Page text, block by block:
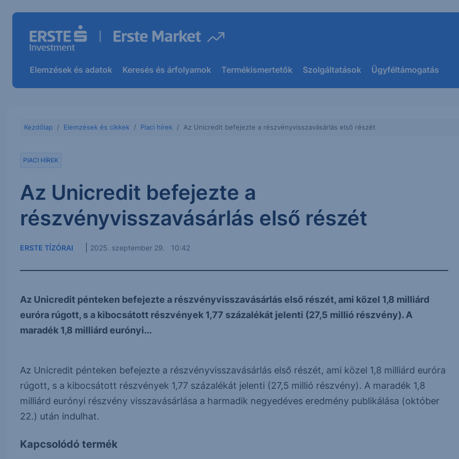
Elemzések és adatok Keresés és árfolyamok Termékismertetők Szolgáltatások Ügyféltámogatás
Kezdőlap Elemzések és cikkek Piaci hírek Az Unicredit befejezte a részvényvisszavásárlás első részét
PIACI HÍREK
Az Unicredit befejezte a
részvényvisszavásárlás első részét
ERSTE TÍZÓRAI 2025. szeptember 29. 10:42
Az Unicredit pénteken befejezte a részvényvisszavásárlás első részét, ami közel 1,8 milliárd
euróra rúgott, s a kibocsátott részvények 1,77 százalékát jelenti (27,5 millió részvény). A
maradék 1,8 milliárd eurónyi...
Az Unicredit pénteken befejezte a részvényvisszavásárlás első részét, ami közel 1,8 milliárd euróra
rúgott, s a kibocsátott részvények 1,77 százalékát jelenti (27,5 millió részvény). A maradék 1,8
milliárd eurónyi részvény visszavásárlása a harmadik negyedéves eredmény publikálása (október
22.) után indulhat.
Kapcsolódó termék